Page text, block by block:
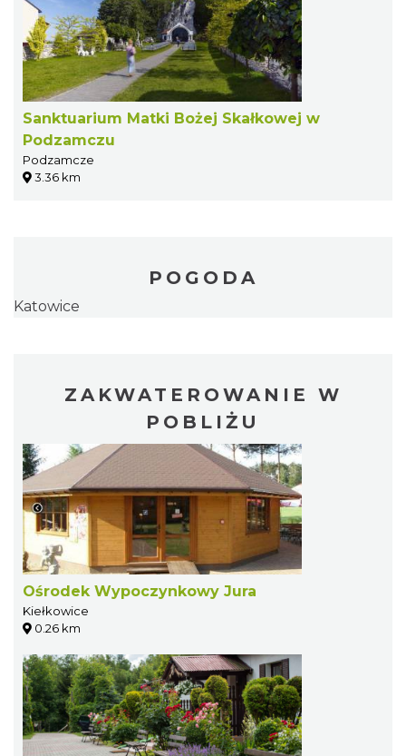
Sanktuarium Matki Bożej Skałkowej w
Podzamczu
Podzamcze
3.36 km
POGODA
Katowice
ZAKWATEROWANIE W
POBLIŻU
Ośrodek Wypoczynkowy Jura
Kiełkowice
0.26 km